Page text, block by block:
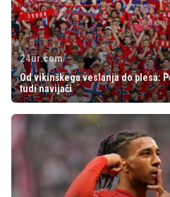
24ur.com
Od vikinškega veslanja do plesa:
tudi navijači